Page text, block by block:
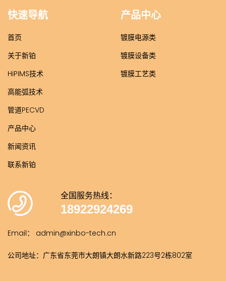
快速导航
首页
关于新铂
HiPIMS技术
高能弧技术
管道PECVD
产品中心
新闻资讯
联系新铂
产品中心
镀膜电源类
镀膜设备类
镀膜工艺类
全国服务热线：
18922924269
Email： admin@xinbo-tech.cn
公司地址：广东省东莞市大朗镇大朗水新路223号2栋802室